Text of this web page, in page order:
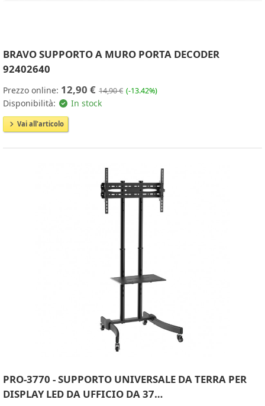
BRAVO SUPPORTO A MURO PORTA DECODER
92402640
Prezzo online: 12,90 € 14,90 € (-13.42%)
Disponibilità: In stock
Vai all'articolo
PRO-3770 - SUPPORTO UNIVERSALE DA TERRA PER
DISPLAY LED DA UFFICIO DA 37…